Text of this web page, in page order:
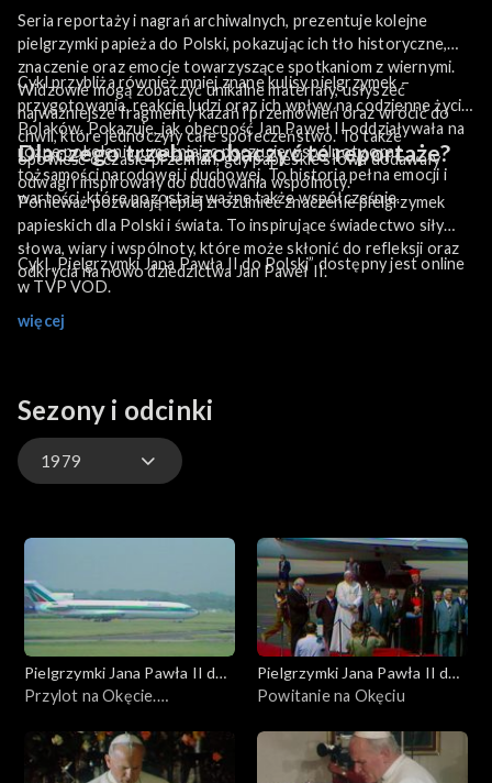
Seria reportaży i nagrań archiwalnych, prezentuje kolejne
pielgrzymki papieża do Polski, pokazując ich tło historyczne,
znaczenie oraz emocje towarzyszące spotkaniom z wiernymi.
Widzowie mogą zobaczyć unikalne materiały, usłyszeć
najważniejsze fragmenty kazań i przemówień oraz wrócić do
chwil, które jednoczyły całe społeczeństwo. To także
opowieść o czasie przemian, gdy papieskie słowa dodawały
odwagi i inspirowały do budowania wspólnoty.
Cykl przybliża również mniej znane kulisy pielgrzymek –
przygotowania, reakcje ludzi oraz ich wpływ na codzienne życie
Polaków. Pokazuje, jak obecność Jan Paweł II oddziaływała na
różne pokolenia, umacniając poczucie wspólnoty oraz
tożsamości narodowej i duchowej. To historia pełna emocji i
wartości, które pozostają ważne także współcześnie.
Dlaczego trzeba zobaczyć te reportaże?
Ponieważ pozwalają lepiej zrozumieć znaczenie pielgrzymek
papieskich dla Polski i świata. To inspirujące świadectwo siły
słowa, wiary i wspólnoty, które może skłonić do refleksji oraz
odkrycia na nowo dziedzictwa Jan Paweł II.
Cykl „Pielgrzymki Jana Pawła II do Polski” dostępny jest online
w TVP VOD.
więcej
Sezony i odcinki
1979
1983
1987
1991
1995
Pielgrzymki Jana Pawła II do
Polski
Przylot na Okęcie.
Pielgrzymki Jana Pawła II do
Polski
Powitanie na Okęciu